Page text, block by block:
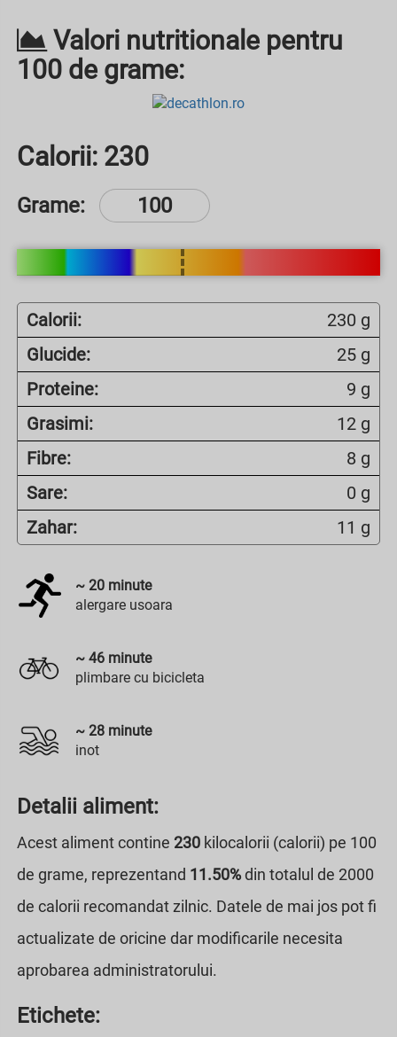
Valori nutritionale pentru
100 de grame:
Calorii: 230
Grame:
Calorii:
230 g
Glucide:
25 g
Proteine:
9 g
Grasimi:
12 g
Fibre:
8 g
Sare:
0 g
Zahar:
11 g
~ 20 minute
alergare usoara
~ 46 minute
plimbare cu bicicleta
~ 28 minute
inot
Detalii aliment:
Acest aliment contine 230 kilocalorii (calorii) pe 100
de grame, reprezentand 11.50%din totalul de 2000
de calorii recomandat zilnic. Datele de mai jos pot fi
actualizate de oricine dar modificarile necesita
aprobarea administratorului.
Etichete: